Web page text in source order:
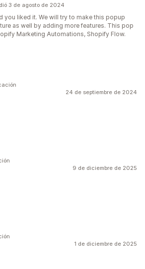
3 de agosto de 2024
you liked it. We will try to make this popup
as well by adding more features. This pop
Marketing Automations, Shopify Flow.
24 de septiembre de 2024
9 de diciembre de 2025
1 de diciembre de 2025